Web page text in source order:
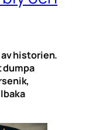
historien.
dumpa